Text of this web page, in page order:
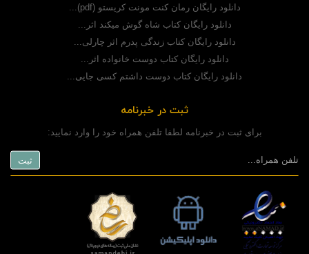
دانلود رایگان رمان کنت مونت کریستو (pdf)...
دانلود رایگان کتاب شاه گوش میکند اثر...
دانلود رایگان کتاب زندگی پدرم اثر چارلی...
دانلود رایگان کتاب دوست خانواده اثر...
دانلود رایگان کتاب دوست داشتم کسی جایی...
ثبت در خبرنامه
برای ثبت در خبرنامه لطفا تلفن همراه خود را وارد نمایید: